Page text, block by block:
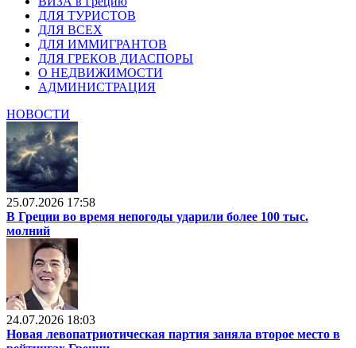
ДЛЯ ТУРИСТОВ
ДЛЯ ВСЕХ
ДЛЯ ИММИГРАНТОВ
ДЛЯ ГРЕКОВ ДИАСПОРЫ
О НЕДВИЖИМОСТИ
АДМИНИСТРАЦИЯ
НОВОСТИ
25.07.2026 17:58
В Греции во время непогоды ударили более 100 тыс.
молний
24.07.2026 18:03
Новая левопатриотическая партия заняла второе место в